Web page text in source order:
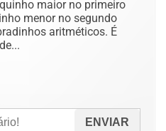
maior no primeiro
menor no segundo
aritméticos. É